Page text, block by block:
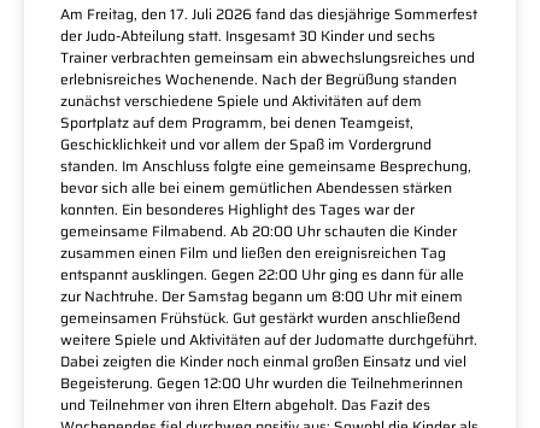
Am Freitag, den 17. Juli 2026 fand das diesjährige Sommerfest
der Judo-Abteilung statt. Insgesamt 30 Kinder und sechs
Trainer verbrachten gemeinsam ein abwechslungsreiches und
erlebnisreiches Wochenende. Nach der Begrüßung standen
zunächst verschiedene Spiele und Aktivitäten auf dem
Sportplatz auf dem Programm, bei denen Teamgeist,
Geschicklichkeit und vor allem der Spaß im Vordergrund
standen. Im Anschluss folgte eine gemeinsame Besprechung,
bevor sich alle bei einem gemütlichen Abendessen stärken
konnten. Ein besonderes Highlight des Tages war der
gemeinsame Filmabend. Ab 20:00 Uhr schauten die Kinder
zusammen einen Film und ließen den ereignisreichen Tag
entspannt ausklingen. Gegen 22:00 Uhr ging es dann für alle
zur Nachtruhe. Der Samstag begann um 8:00 Uhr mit einem
gemeinsamen Frühstück. Gut gestärkt wurden anschließend
weitere Spiele und Aktivitäten auf der Judomatte durchgeführt.
Dabei zeigten die Kinder noch einmal großen Einsatz und viel
Begeisterung. Gegen 12:00 Uhr wurden die Teilnehmerinnen
und Teilnehmer von ihren Eltern abgeholt. Das Fazit des